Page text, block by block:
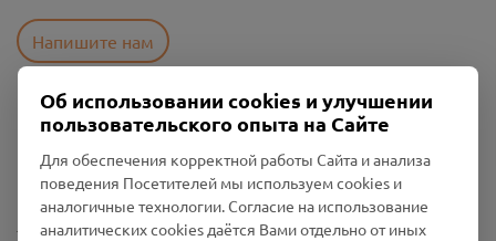
Напишите нам
Пользовательское соглашение
Политика конфиденциальности
Промо-материалы
Настройки cookies
Об использовании cookies и улучшении
пользовательского опыта на Сайте
Для обеспечения корректной работы Сайта и анализа
поведения Посетителей мы используем cookies и
аналогичные технологии. Согласие на использование
аналитических cookies даётся Вами отдельно от иных